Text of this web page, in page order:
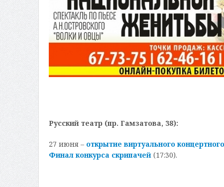
Русский театр (пр. Гамзатова, 38):
27 июня – открытие виртуального
Финал конкурса скрипачей(17:30).